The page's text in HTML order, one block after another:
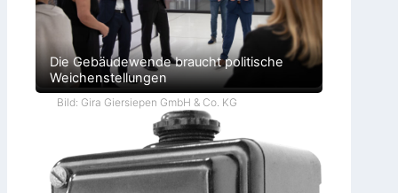
Die Gebäudewende braucht politische
Weichenstellungen
Bild: Gira Giersiepen GmbH & Co. KG